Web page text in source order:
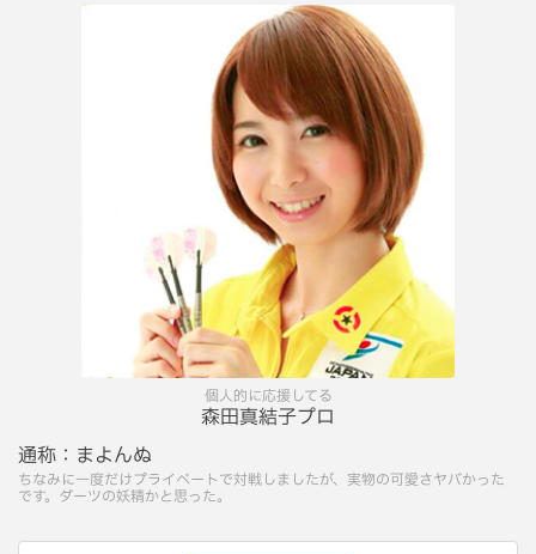
個人的に応援してる
森田真結子プロ
通称： まよんぬ
ちなみに一度だけプライベートで対戦しましたが、実物の可愛さヤバかった
です。ダーツの妖精かと思った。